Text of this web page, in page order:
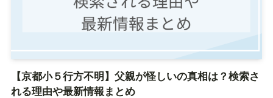
【京都小５行方不明】父親が怪しいの真相は？検索さ
れる理由や最新情報まとめ